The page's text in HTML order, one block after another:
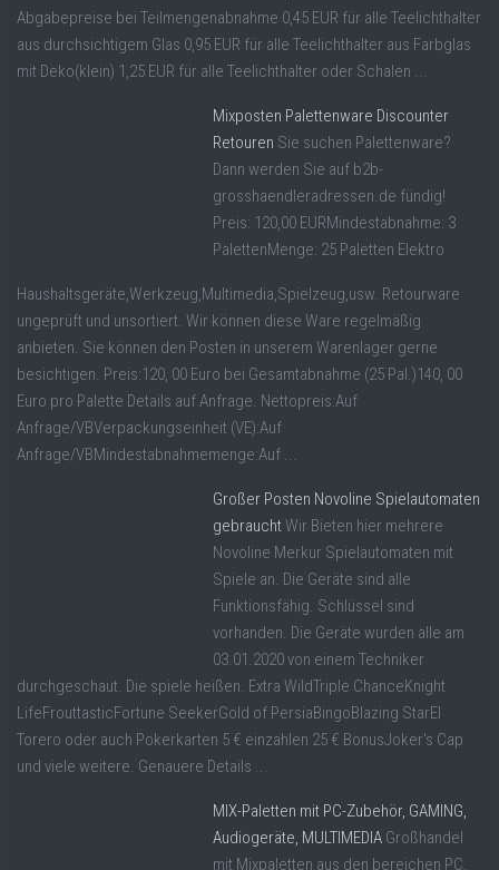
Abgabepreise bei Teilmengenabnahme 0,45 EUR für alle Teelichthalter
aus durchsichtigem Glas 0,95 EUR für alle Teelichthalter aus Farbglas
mit Deko(klein) 1,25 EUR für alle Teelichthalter oder Schalen ...
Mixposten Palettenware Discounter
Retouren Sie suchen Palettenware?
Dann werden Sie auf b2b-
grosshaendleradressen.de fündig!
Preis: 120,00 EURMindestabnahme: 3
PalettenMenge: 25 Paletten Elektro
Haushaltsgeräte,Werkzeug,Multimedia,Spielzeug,usw. Retourware
ungeprüft und unsortiert. Wir können diese Ware regelmäßig
anbieten. Sie können den Posten in unserem Warenlager gerne
besichtigen. Preis:120, 00 Euro bei Gesamtabnahme (25 Pal.)140, 00
Euro pro Palette Details auf Anfrage. Nettopreis:Auf
Anfrage/VBVerpackungseinheit (VE):Auf
Anfrage/VBMindestabnahmemenge:Auf ...
Großer Posten Novoline Spielautomaten
gebrauchtWir Bieten hier mehrere
Novoline Merkur Spielautomaten mit
Spiele an. Die Geräte sind alle
Funktionsfähig. Schlüssel sind
vorhanden. Die Geräte wurden alle am
03.01.2020 von einem Techniker
durchgeschaut. Die spiele heißen. Extra WildTriple ChanceKnight
LifeFrouttasticFortune SeekerGold of PersiaBingoBlazing StarEl
Torero oder auch Pokerkarten 5 € einzahlen 25 € BonusJoker's Cap
und viele weitere. Genauere Details ...
MIX-Paletten mit PC-Zubehör, GAMING,
Audiogeräte, MULTIMEDIA Großhandel
mit Mixpaletten aus den bereichen PC,